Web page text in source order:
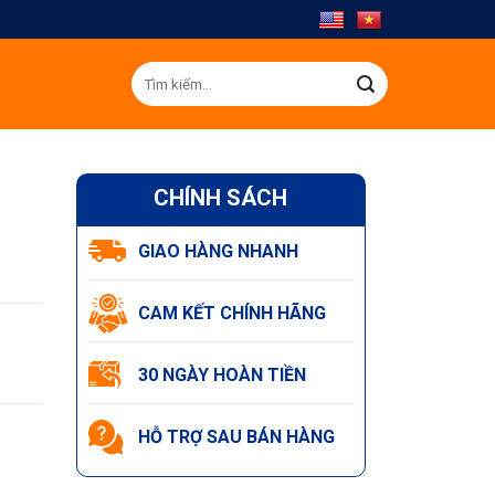
Tìm
kiếm:
CHÍNH SÁCH
GIAO HÀNG NHANH
CAM KẾT CHÍNH HÃNG
30 NGÀY HOÀN TIỀN
HỖ TRỢ SAU BÁN HÀNG